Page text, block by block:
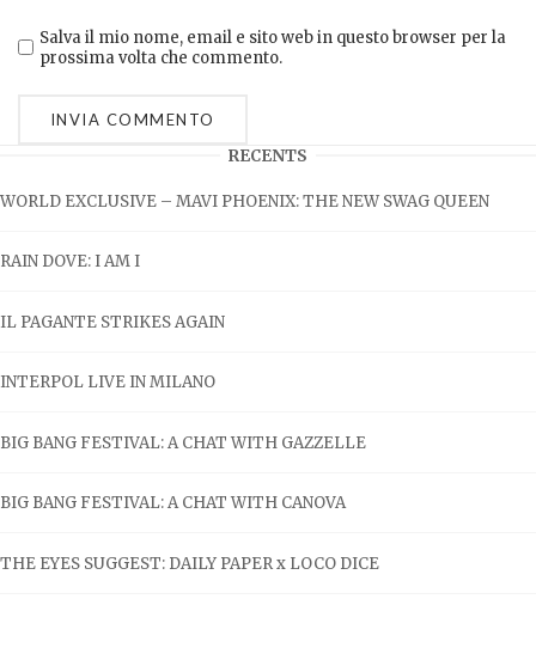
Salva il mio nome, email e sito web in questo browser per la
prossima volta che commento.
RECENTS
WORLD EXCLUSIVE – MAVI PHOENIX: THE NEW SWAG QUEEN
RAIN DOVE: I AM I
IL PAGANTE STRIKES AGAIN
INTERPOL LIVE IN MILANO
BIG BANG FESTIVAL: A CHAT WITH GAZZELLE
BIG BANG FESTIVAL: A CHAT WITH CANOVA
THE EYES SUGGEST: DAILY PAPER x LOCO DICE